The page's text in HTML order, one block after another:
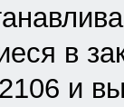
в
и